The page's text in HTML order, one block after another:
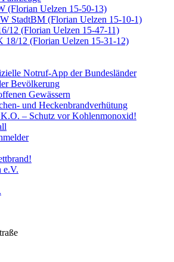
(Florian Uelzen 15-50-13)
StadtBM (Florian Uelzen 15-10-1)
12 (Florian Uelzen 15-47-11)
18/12 (Florian Uelzen 15-31-12)
Notruf-App der Bundesländer
Bevölkerung
Gewässern
und Heckenbrandverhütung
– Schutz vor Kohlenmonoxid!
e.V.